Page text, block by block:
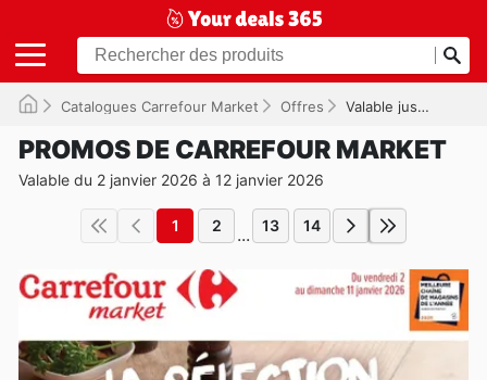
Catalogues Carrefour Market Offres Valable jusqu'à 12/01/2026
PROMOS DE CARREFOUR MARKET
Valable du 2 janvier 2026 à 12 janvier 2026
1 2 ... 13 14